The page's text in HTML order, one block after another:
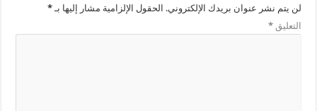
لن يتم نشر عنوان بريدك الإلكتروني. الحقول الإلزامية مشار إليها بـ*
التعليق*